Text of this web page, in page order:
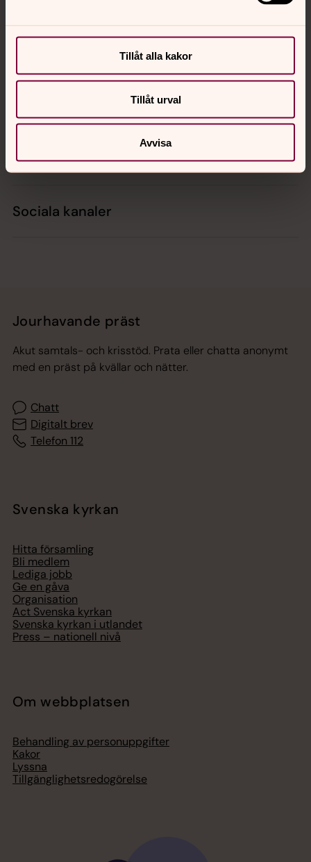
Tillåt alla kakor
Tillåt urval
Avvisa
Hitta snabbt
Sociala kanaler
Jourhavande präst
Akut samtals- och krisstöd. Prata eller chatta anonymt
med en präst på kvällar och nätter.
Chatt
Digitalt brev
Telefon 112
Svenska kyrkan
Hitta församling
Bli medlem
Lediga jobb
Ge en gåva
Organisation
Act Svenska kyrkan
Svenska kyrkan i utlandet
Press – nationell nivå
Om webbplatsen
Behandling av personuppgifter
Kakor
Lyssna
Tillgänglighetsredogörelse